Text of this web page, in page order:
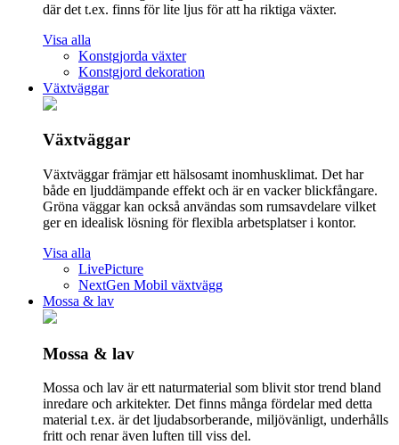
där det t.ex. finns för lite ljus för att ha riktiga växter.
Visa alla
Konstgjorda växter
Konstgjord dekoration
Växtväggar
Växtväggar
Växtväggar främjar ett hälsosamt inomhusklimat. Det har
både en ljuddämpande effekt och är en vacker blickfångare.
Gröna väggar kan också användas som rumsavdelare vilket
ger en idealisk lösning för flexibla arbetsplatser i kontor.
Visa alla
LivePicture
NextGen Mobil växtvägg
Mossa & lav
Mossa & lav
Mossa och lav är ett naturmaterial som blivit stor trend bland
inredare och arkitekter. Det finns många fördelar med detta
material t.ex. är det ljudabsorberande, miljövänligt, underhålls
fritt och renar även luften till viss del.